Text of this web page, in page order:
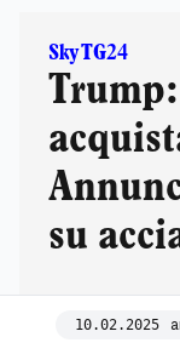
Sky TG24
su
dell’Air Force
10.02.2025